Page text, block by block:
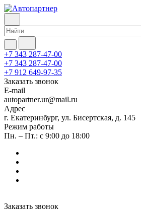
+7 343 287-47-00
+7 343 287-47-00
+7 912 649-97-35
Заказать звонок
E-mail
autopartner.ur@mail.ru
Адрес
г. Екатеринбург, ул. Бисертская, д. 145
Режим работы
Пн. – Пт.: с 9:00 до 18:00
Заказать звонок